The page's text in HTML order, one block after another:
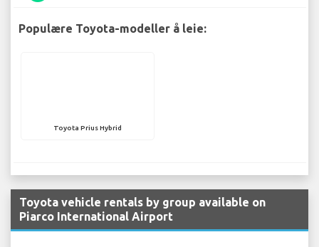
Populære Toyota-modeller å leie:
Toyota Prius Hybrid
Toyota vehicle rentals by group available on
Piarco International Airport